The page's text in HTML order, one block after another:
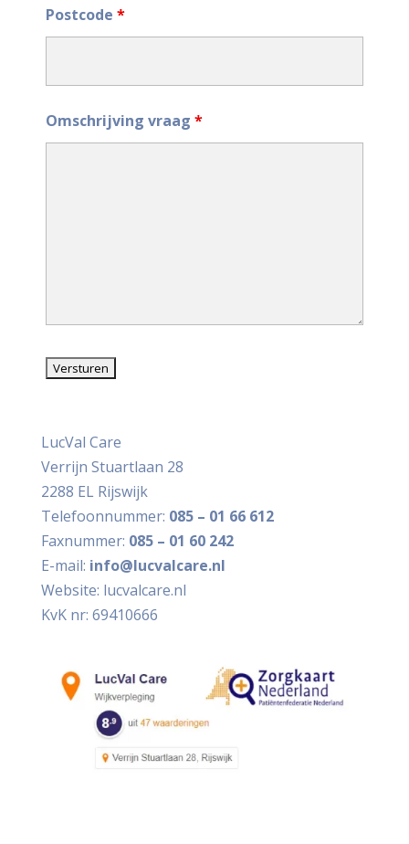
Postcode *
Omschrijving vraag *
LucVal Care
Verrijn Stuartlaan 28
2288 EL Rijswijk
Telefoonnummer: 085 – 01 66 612
Faxnummer: 085 – 01 60 242
E-mail: info@lucvalcare.nl
Website: lucvalcare.nl
KvK nr: 69410666